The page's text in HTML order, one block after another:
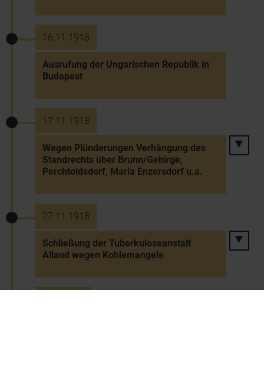
16.11.1918
Ausrufung der Ungarischen Republik in
Budapest
17.11.1918
Wegen Plünderungen Verhängung des
Standrechts über Brunn/Gebirge,
Perchtoldsdorf, Maria Enzersdorf u.a.
27.11.1918
Schließung der Tuberkuloseanstalt
Alland wegen Kohlemangels